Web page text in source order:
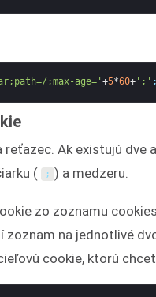
;max-age=' +5*60+';'
Ak existujú dve
(
; ) a medzeru.
zo zoznamu
na jednotlivé
cookie, ktorú